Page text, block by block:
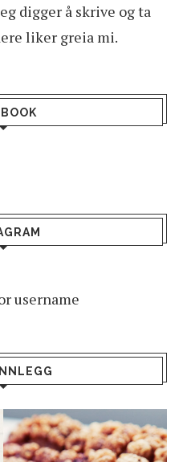
digger å skrive og ta
liker greia mi.
username